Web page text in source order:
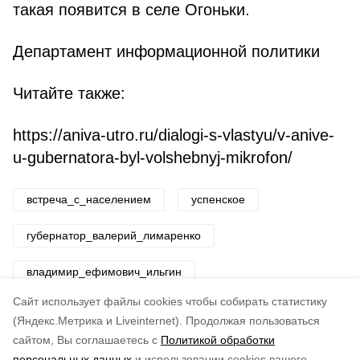
Cайт использует файлы cookies чтобы собирать статистику
(Яндекс.Метрика и Liveinternet).
Продолжая пользоваться
сайтом, Вы соглашаетесь с Политикой обработки
такая появится в селе Огоньки.
Департамент информационной политики
Читайте также:
https://aniva-utro.ru/dialogi-s-vlastyu/v-anive-
u-gubernatora-byl-volshebnyj-mikrofon/
встреча_с_населением успенское
губернатор_валерий_лимаренко
владимир_ефимович_ильгин
Авторы: ADMIN admin